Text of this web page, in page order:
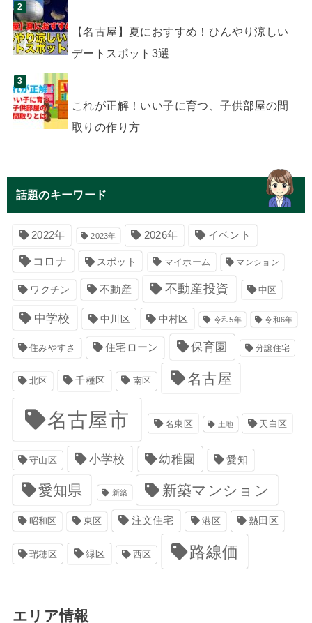
【名古屋】夏におすすめ！ひんやり涼しい
デートスポット3選
これが正解！いい子に育つ、子供部屋の間
取りの作り方
話題のキーワード
2022年 2023年 2026年 イベント
コロナ スポット マイホーム マンション
ワクチン 不動産 不動産投資 中区
中学校 中川区 中村区 令和5年 令和6年
住みやすさ 住宅ローン 保育園 分譲住宅
北区 千種区 南区 名古屋
名古屋市 名東区 土地 天白区
守山区 小学校 幼稚園 愛知
愛知県 新築 新築マンション
昭和区 東区 注文住宅 港区 熱田区
瑞穂区 緑区 西区 路線価
エリア情報